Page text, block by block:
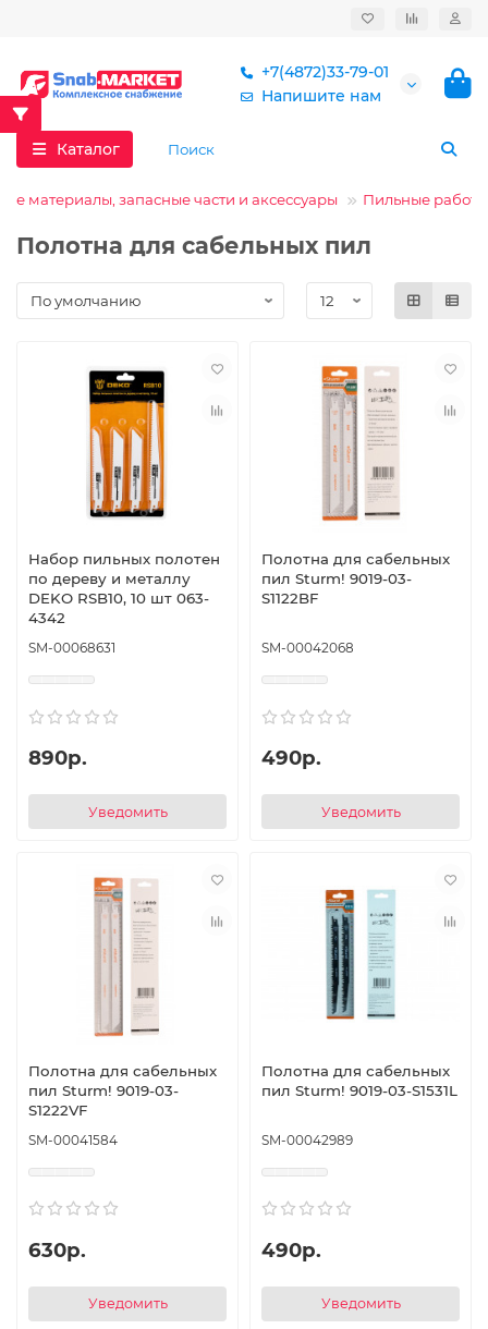
+7(4872)33-79-01
Напишите нам
Каталог
материалы, запасные части и аксессуары Пильные работы
Полотна для сабельных пил
Набор пильных полотен
по дереву и металлу
DEKO RSB10, 10 шт 063-
4342
SM-00068631
890р.
Уведомить
Полотна для сабельных
пил Sturm! 9019-03-
S1122BF
SM-00042068
490р.
Уведомить
Полотна для сабельных
пил Sturm! 9019-03-
S1222VF
SM-00041584
630р.
Уведомить
Полотна для сабельных
пил Sturm! 9019-03-S1531L
SM-00042989
490р.
Уведомить